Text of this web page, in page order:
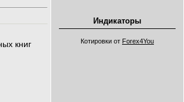
Индикаторы
Котировки от Forex4You